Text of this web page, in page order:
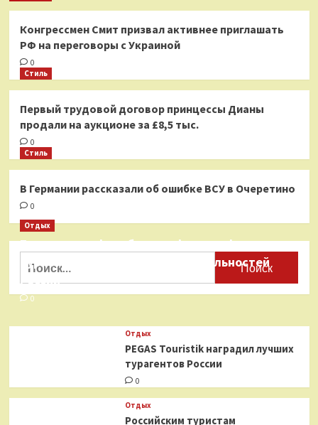
Конгрессмен Смит призвал активнее приглашать
РФ на переговоры с Украиной
0
Стиль
Первый трудовой договор принцессы Дианы
продали на аукционе за £8,5 тыс.
0
Стиль
В Германии рассказали об ошибке ВСУ в Очеретино
0
Отдых
Бесплатные фотобанки с фотографиями
туристических достопримечательностей
России
0
Отдых
PEGAS Touristik наградил лучших
турагентов России
0
Отдых
Российским туристам